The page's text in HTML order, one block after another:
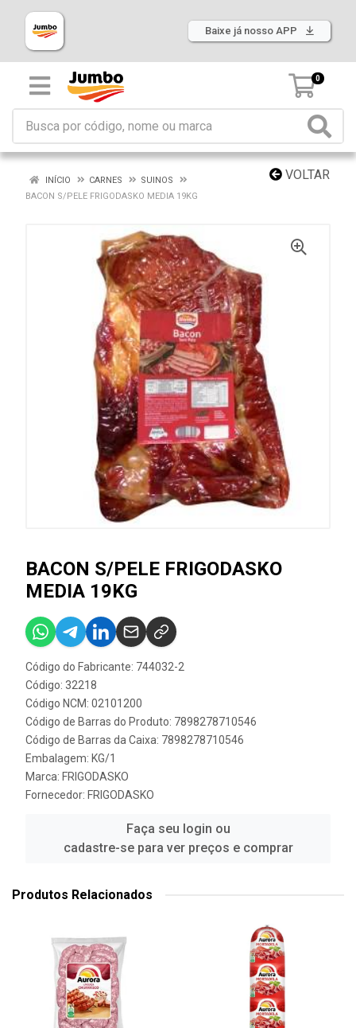
Baixe já nosso APP
0
VOLTAR
INÍCIO CARNES
SUINOS
BACON S/PELE FRIGODASKO MEDIA 19KG
BACON S/PELE FRIGODASKO
MEDIA 19KG
Código do Fabricante: 744032-2
Código: 32218
Código NCM: 02101200
Código de Barras do Produto: 7898278710546
Código de Barras da Caixa: 7898278710546
Embalagem: KG/1
Marca: FRIGODASKO
Fornecedor: FRIGODASKO
Faça seu login ou
cadastre-se para ver preços e comprar
Produtos Relacionados